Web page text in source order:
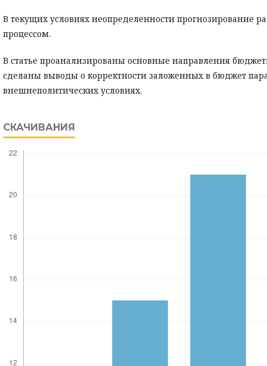
В текущих условиях неопределенности прогнозирование
процессом.
В статье проанализированы основные направления
сделаны выводы о корректности заложенных в бюджет
внешнеполитических условиях.
СКАЧИВАНИЯ